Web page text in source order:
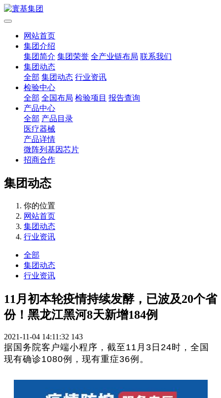
网站首页
集团介绍
集团简介 集团荣誉 全产业链布局 联系我们
集团动态
全部 集团动态 行业资讯
检验中心
全部 全国布局 检验项目 报告查询
产品中心
全部 产品目录
医疗器械
产品详情
微阵列基因芯片
招商合作
集团动态
你的位置
网站首页
集团动态
行业资讯
全部
集团动态
行业资讯
11月初本轮疫情持续发酵，已波及20个省
份！黑龙江黑河8天新增184例
2021-11-04 14:11:32 143
据国务院客户端小程序，截至11月3日24时，全国
现有确诊1080例，现有重症36例。